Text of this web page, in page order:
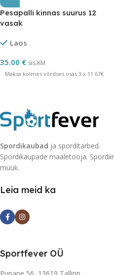
Pesapalli kinnas suurus 12
vasak
Laos
35.00 € sis.KM
Maksa kolmes võrdses osas 3 x 11.67€
Spordikaubad ja sporditarbed.
Spordikaupade maaletooja.
müük.
Leia meid ka
Sportfever OÜ